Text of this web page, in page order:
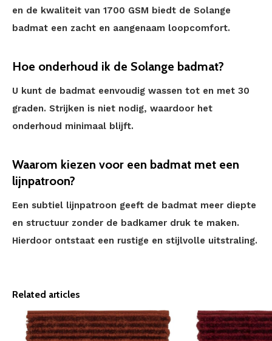
en de kwaliteit van 1700 GSM biedt de Solange
badmat een zacht en aangenaam loopcomfort.
Hoe onderhoud ik de Solange badmat?
U kunt de badmat eenvoudig wassen tot en met 30
graden. Strijken is niet nodig, waardoor het
onderhoud minimaal blijft.
Waarom kiezen voor een badmat met een
lijnpatroon?
Een subtiel lijnpatroon geeft de badmat meer diepte
en structuur zonder de badkamer druk te maken.
Hierdoor ontstaat een rustige en stijlvolle uitstraling.
Related articles